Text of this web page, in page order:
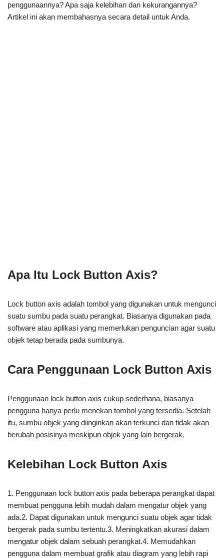
penggunaannya? Apa saja kelebihan dan kekurangannya?
Artikel ini akan membahasnya secara detail untuk Anda.
Apa Itu Lock Button Axis?
Lock button axis adalah tombol yang digunakan untuk mengunci
suatu sumbu pada suatu perangkat. Biasanya digunakan pada
software atau aplikasi yang memerlukan penguncian agar suatu
objek tetap berada pada sumbunya.
Cara Penggunaan Lock Button Axis
Penggunaan lock button axis cukup sederhana, biasanya
pengguna hanya perlu menekan tombol yang tersedia. Setelah
itu, sumbu objek yang diinginkan akan terkunci dan tidak akan
berubah posisinya meskipun objek yang lain bergerak.
Kelebihan Lock Button Axis
1. Penggunaan lock button axis pada beberapa perangkat dapat
membuat pengguna lebih mudah dalam mengatur objek yang
ada.2. Dapat digunakan untuk mengunci suatu objek agar tidak
bergerak pada sumbu tertentu.3. Meningkatkan akurasi dalam
mengatur objek dalam sebuah perangkat.4. Memudahkan
pengguna dalam membuat grafik atau diagram yang lebih rapi